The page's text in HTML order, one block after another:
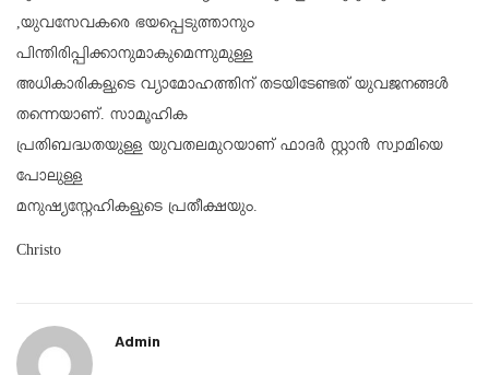
,യുവസേവകരെ ഭയപ്പെടുത്താനും
പിന്തിരിപ്പിക്കാനുമാകുമെന്നുമുള്ള
അധികാരികളുടെ വ്യാമോഹത്തിന് തടയിടേണ്ടത് യുവജനങ്ങൾ
തന്നെയാണ്. സാമൂഹിക
പ്രതിബദ്ധതയുള്ള യുവതലമുറയാണ് ഫാദർ സ്റ്റാൻ സ്വാമിയെ
പോലുള്ള
മനുഷ്യസ്നേഹികളുടെ പ്രതീക്ഷയും.
Christo
Admin